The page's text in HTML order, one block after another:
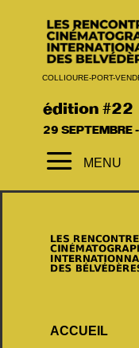
COLLIOURE-PORT-
édition #22
29 SEPTEMBRE
a MENU
ACCUEIL